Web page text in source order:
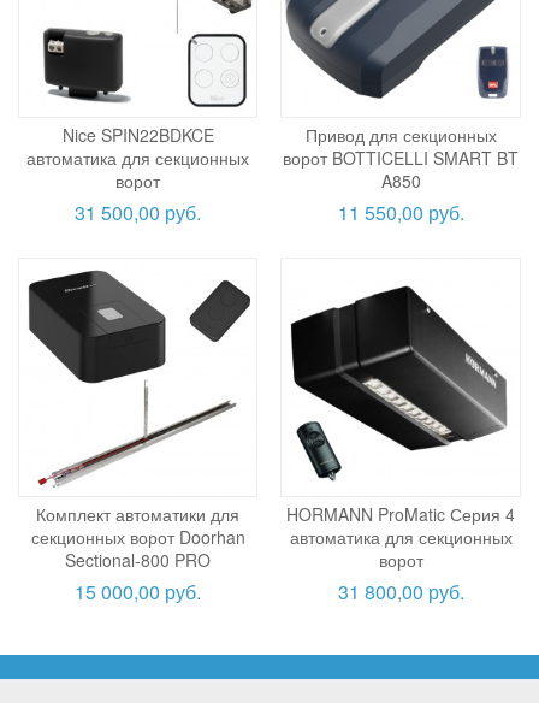
Nice SPIN22BDKCE
автоматика для секционных
ворот
31 500,00 руб.
Привод для секционных
ворот BOTTICELLI SMART BT
A850
11 550,00 руб.
Комплект автоматики для
секционных ворот Doorhan
Sectional-800 PRO
15 000,00 руб.
HORMANN ProMatic Серия 4
автоматика для секционных
ворот
31 800,00 руб.